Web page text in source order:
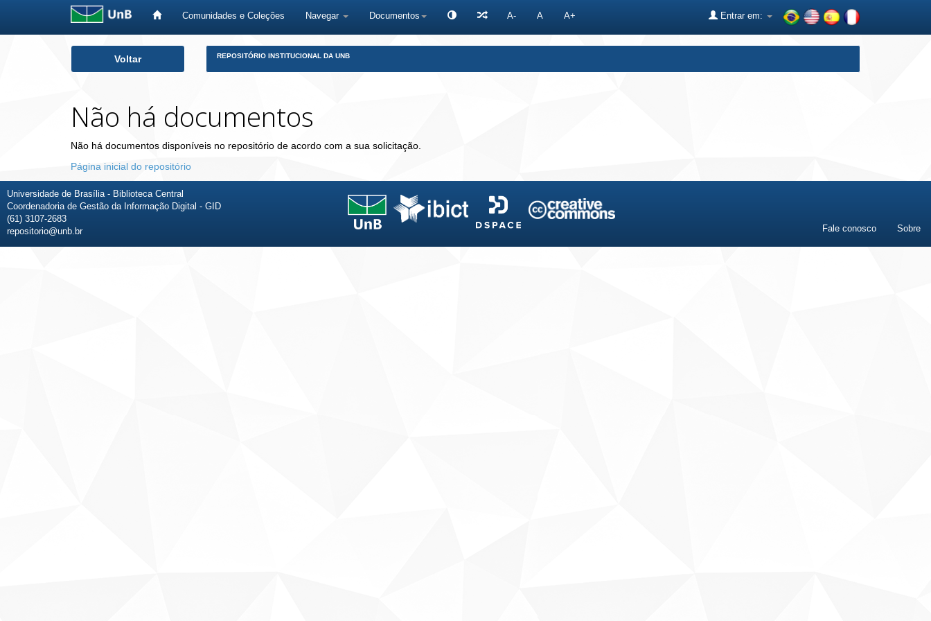
Comunidades e Coleções Navegar Documentos A- A A+ Entrar em:
Voltar REPOSITÓRIO INSTITUCIONAL DA UNB
Não há documentos
Não há documentos disponíveis no repositório de acordo com a sua solicitação.
Página inicial do repositório
Universidade de Brasília - Biblioteca Central
Coordenadoria de Gestão da Informação Digital - GID
(61) 3107-2683
repositorio@unb.br
Fale conosco Sobre